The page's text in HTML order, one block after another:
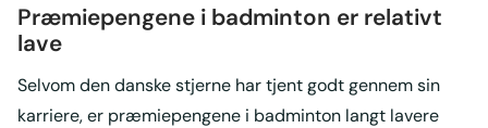
Præmiepengene i badminton er relativt
lave
Selvom den danske stjerne har tjent godt gennem sin
karriere, er præmiepengene i badminton langt lavere